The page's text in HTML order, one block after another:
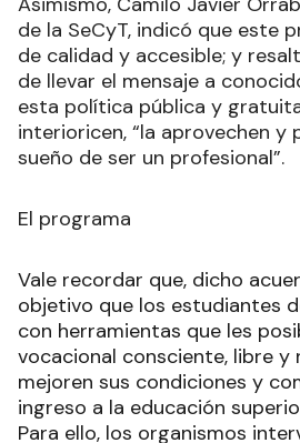
de la SeCyT, indicó que este
de calidad y accesible; y
de llevar el mensaje a
esta política pública y
interioricen, “la aprovechen y
sueño de ser un profesional”.
El programa
Vale recordar que, dicho
objetivo que los estudiantes
con herramientas que les
vocacional consciente, libre y
mejoren sus condiciones y
ingreso a la educación
Para ello, los organismos